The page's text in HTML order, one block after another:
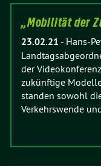
„Mobilität der
23.02.21 - Hans-
der
zukünftige
standen sowohl
Verkehrswende